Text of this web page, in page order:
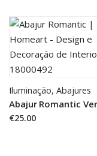
Iluminação, Abajures
Abajur Romantic
€25.00